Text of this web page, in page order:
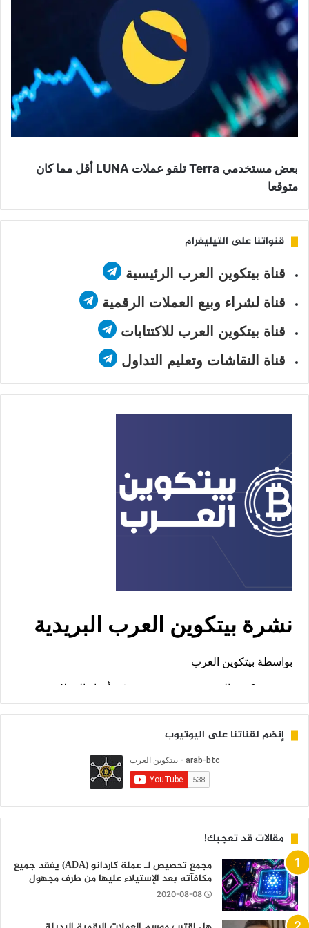
بعض مستخدمي Terra تلقو عملات LUNA أقل مما كان
متوقعا
قنواتنا على التيليغرام
قناة بيتكوين العرب الرئيسية
قناة لشراء وبيع العملات الرقمية
قناة بيتكوين العرب للاكتتابات
قناة النقاشات وتعليم التداول
إنضم لقناتنا على اليوتيوب
مقالات قد تعجبك!
مجمع تحصيص لـ عملة كاردانو (ADA) يفقد جميع
مكافآته بعد الإستيلاء عليها من طرف مجهول
2020-08-08